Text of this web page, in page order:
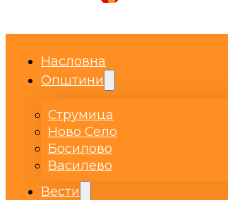
Насловна
Општини
Струмица
Ново Село
Босилово
Василево
Вести